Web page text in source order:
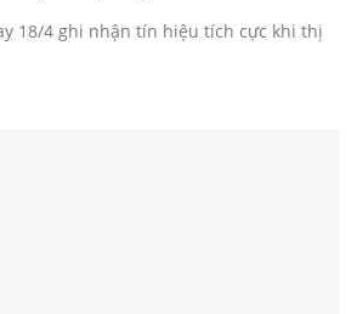
18/4 ghi nhận tín hiệu tích cực khi thị